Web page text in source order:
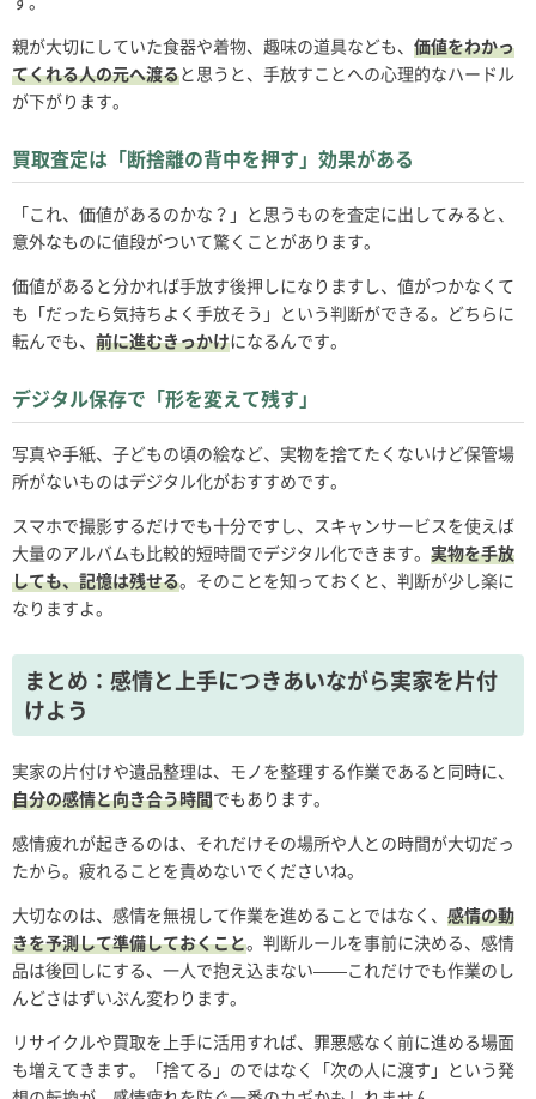
親が大切にしていた食器や着物、趣味の道具なども、 価値をわかっ
てくれる人の元へ渡ると思うと、手放すことへの心理的なハードル
が下がります。
買取査定は「断捨離の背中を押す」効果がある
「これ、価値があるのかな？」と思うものを査定に出してみると、
意外なものに値段がついて驚くことがあります。
価値があると分かれば手放す後押しになりますし、値がつかなくて
も「だったら気持ちよく手放そう」という判断ができる。どちらに
転んでも、 前に進むきっかけになるんです。
デジタル保存で「形を変えて残す」
写真や手紙、子どもの頃の絵など、実物を捨てたくないけど保管場
所がないものはデジタル化がおすすめです。
スマホで撮影するだけでも十分ですし、スキャンサービスを使えば
大量のアルバムも比較的短時間でデジタル化できます。 実物を手放
しても、記憶は残せる。そのことを知っておくと、判断が少し楽に
なりますよ。
まとめ：感情と上手につきあいながら実家を片付
けよう
実家の片付けや遺品整理は、モノを整理する作業であると同時に、
自分の感情と向き合う時間でもあります。
感情疲れが起きるのは、それだけその場所や人との時間が大切だっ
たから。疲れることを責めないでくださいね。
大切なのは、感情を無視して作業を進めることではなく、 感情の動
きを予測して準備しておくこと。判断ルールを事前に決める、感情
品は後回しにする、一人で抱え込まない——これだけでも作業のし
んどさはずいぶん変わります。
リサイクルや買取を上手に活用すれば、罪悪感なく前に進める場面
も増えてきます。「捨てる」のではなく「次の人に渡す」という発